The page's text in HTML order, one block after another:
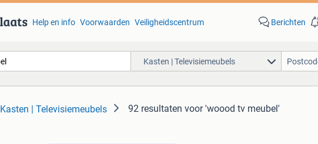
Help en info Voorwaarden Veiligheidscentrum Berichten
Kasten | Televisiemeubels
Kasten | Televisiemeubels 92 resultaten voor 'woood tv meubel'